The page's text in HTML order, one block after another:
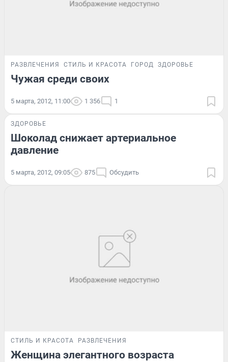
РАЗВЛЕЧЕНИЯ СТИЛЬ И КРАСОТА ГОРОД ЗДОРОВЬЕ
Чужая среди своих
5 марта, 2012, 11:00 1 356 1
ЗДОРОВЬЕ
Шоколад снижает артериальное
давление
5 марта, 2012, 09:05 875 Обсудить
СТИЛЬ И КРАСОТА РАЗВЛЕЧЕНИЯ
Женщина элегантного возраста